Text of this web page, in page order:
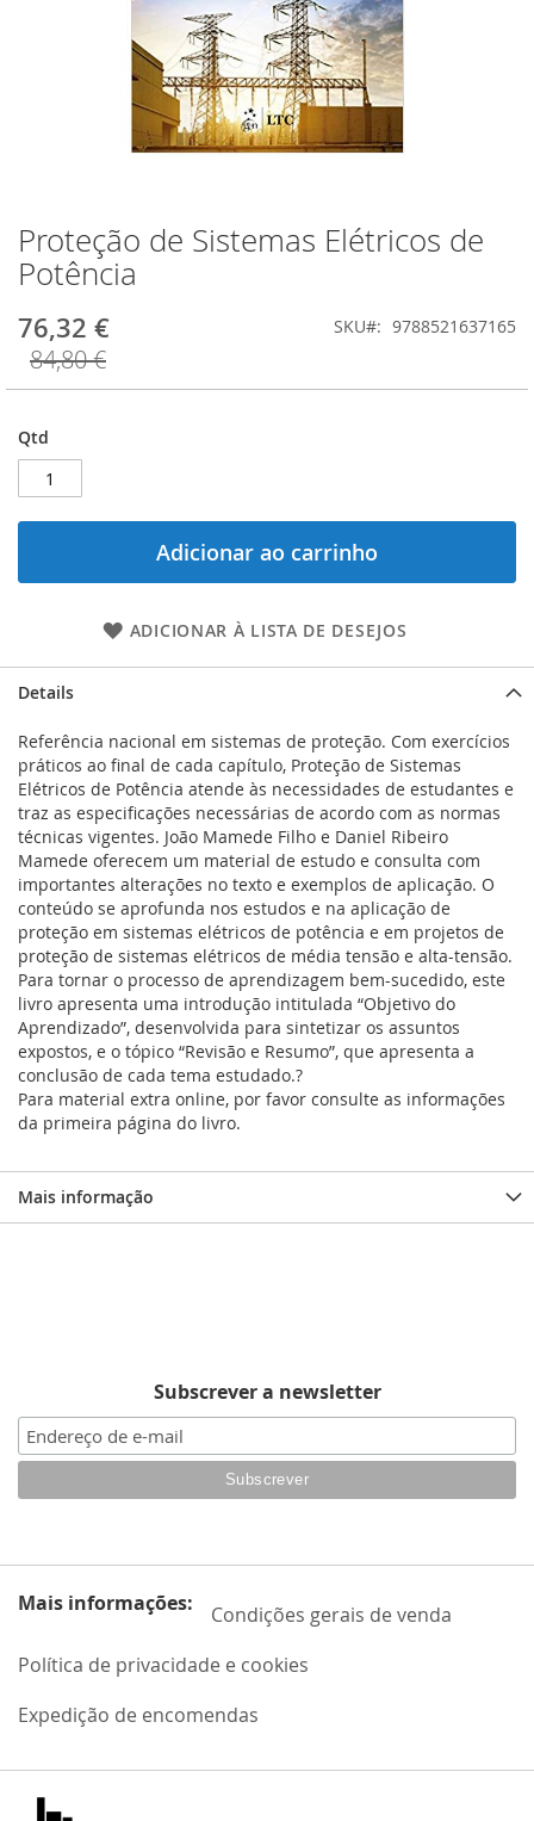
Proteção de Sistemas Elétricos de
Potência
76,32 €
84,80 €
SKU 9788521637165
Qtd
Adicionar ao carrinho
ADICIONAR À LISTA DE DESEJOS
Saltar
para
o
da
Galeria
Details
Referência nacional em sistemas de proteção. Com exercícios
práticos ao final de cada capítulo, Proteção de Sistemas
Elétricos de Potência atende às necessidades de estudantes e
traz as especificações necessárias de acordo com as normas
técnicas vigentes. João Mamede Filho e Daniel Ribeiro
Mamede oferecem um material de estudo e consulta com
importantes alterações no texto e exemplos de aplicação. O
conteúdo se aprofunda nos estudos e na aplicação de
proteção em sistemas elétricos de potência e em projetos de
proteção de sistemas elétricos de média tensão e alta-tensão.
Para tornar o processo de aprendizagem bem-sucedido, este
livro apresenta uma introdução intitulada “Objetivo do
Aprendizado”, desenvolvida para sintetizar os assuntos
expostos, e o tópico “Revisão e Resumo”, que apresenta a
conclusão de cada tema estudado.?
Para material extra online, por favor consulte as informações
da primeira página do livro.
Mais informação
Subscrever a newsletter
Mais informações:
Condições gerais de venda
Política de privacidade e cookies
Expedição de encomendas